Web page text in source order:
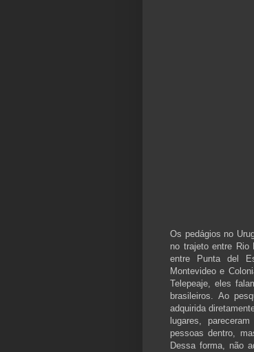
Os pedágios no
no trajeto entre Rio
entre Punta del
Montevideo e
Telepeaje, eles
brasileiros. Ao
adquirida
lugares,
pessoas dentro,
Dessa forma, não